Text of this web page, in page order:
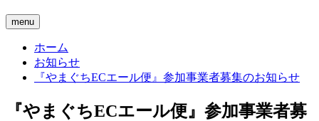
menu
ホーム
お知らせ
『やまぐちECエール便』参加事業者募集のお知らせ
『やまぐちECエール便』参加事業者募